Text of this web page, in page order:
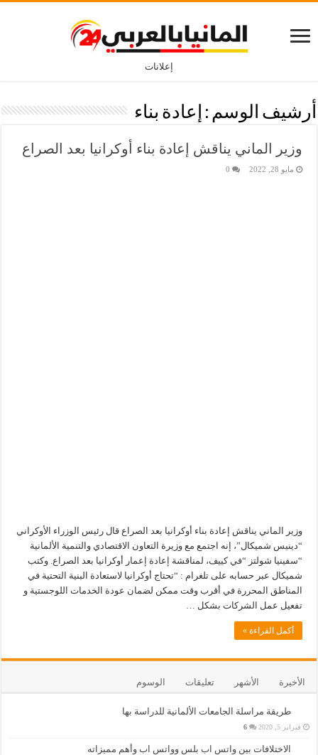
إعلانات
أرشيف الوسم : إعادة بناء
وزير الماني يناقش إعادة بناء أوكرانيا بعد الصراع
مايو 28, 2022 0
وزير الماني يناقش إعادة بناء أوكرانيا بعد الصراع قال رئيس الوزراء الأوكراني
“دينيس شميكال”، إنه اجتمع مع وزيرة التعاون الاقتصادي والتنمية الألمانية
“سفينيا شولتز “في كييف، لمناقشة إعادة إعمار أوكرانيا بعد الصراع. وكتب
شميكال عبر حسابه على تلغرام : “تحتاج أوكرانيا لاستعادة البنية التحتية في
المناطق المحررة في أقرب وقت ممكن لضمان عودة الخدمات اللوجستية و
تفعيل عمل الشركات بشكل …
أكمل القراءة »
الأخيرة الأشهر تعليقات الوسوم
طريقة مراسلة الجامعات الألمانية للدراسة بها
فبراير 5, 2020 6
الاختلافات بين واتس اب بلس وواتس اب وأهم مميزاته